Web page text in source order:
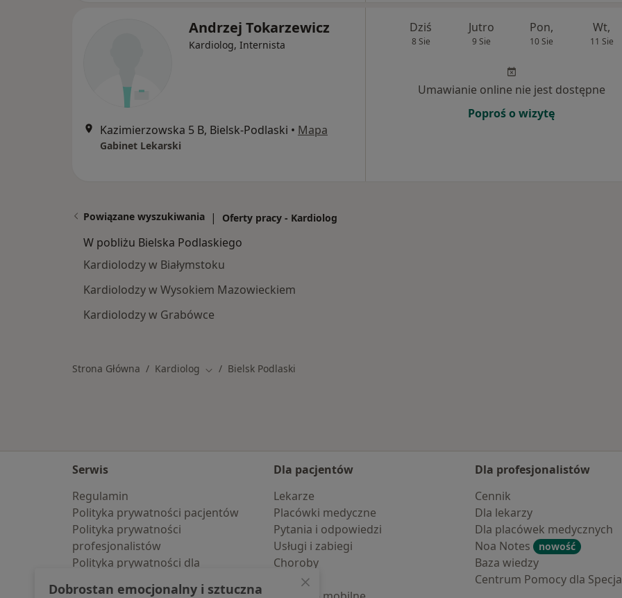
Andrzej Tokarzewicz
Kardiolog, Internista
Kazimierzowska 5 B, Bielsk-Podlaski • Mapa
Gabinet Lekarski
Dziś
8 Sie
Jutro
9 Sie
Pon,
10 Sie
Wt,
11 Sie
Umawianie online nie jest dostępne
Poproś o wizytę
Powiązane wyszukiwania | Oferty pracy - Kardiolog
W pobliżu Bielska Podlaskiego
Kardiolodzy w Białymstoku
Kardiolodzy w Wysokiem Mazowieckiem
Kardiolodzy w Grabówce
Strona Główna Kardiolog Zmień miasto
Bielsk Podlaski
Serwis
Regulamin
Polityka prywatności pacjentów
Polityka prywatności
profesjonalistów
Polityka prywatności dla
Dla pacjentów
Lekarze
Placówki medyczne
Pytania i odpowiedzi
Usługi i zabiegi
Choroby
Pomoc
Dla profesjonalistów
Cennik
Dla lekarzy
Dla placówek medycznych
Noa Notes
nowość
Baza wiedzy
Centrum Pomocy dla
Dobrostan emocjonalny i sztuczna